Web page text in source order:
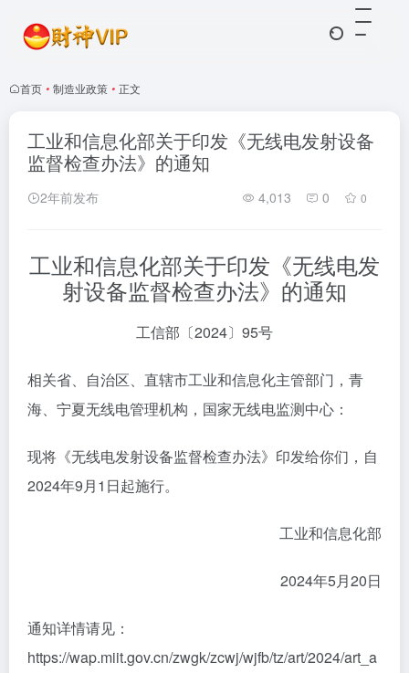
首页 • 制造业政策 • 正文
工业和信息化部关于印发《无线电发射设备
监督检查办法》的通知
2年前发布 4,013 0 0
工业和信息化部关于印发《无线电发
射设备监督检查办法》的通知
工信部〔2024〕95号
相关省、自治区、直辖市工业和信息化主管部门，青
海、宁夏无线电管理机构，国家无线电监测中心：
现将《无线电发射设备监督检查办法》印发给你们，自
2024年9月1日起施行。
工业和信息化部
2024年5月20日
通知详情请见：
https://wap.miit.gov.cn/zwgk/zcwj/wjfb/tz/art/2024/art_a